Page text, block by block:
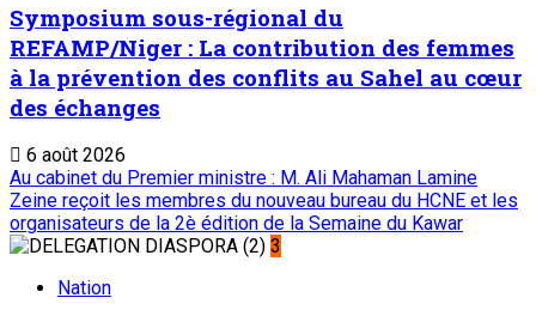
Symposium sous-régional du
REFAMP/Niger : La contribution des femmes
à la prévention des conflits au Sahel au cœur
des échanges
6 août 2026
Au cabinet du Premier ministre : M. Ali Mahaman Lamine
Zeine reçoit les membres du nouveau bureau du HCNE et les
organisateurs de la 2è édition de la Semaine du Kawar
3
Nation